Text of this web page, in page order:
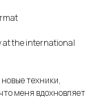
at the international
техники,
меня вдохновляет